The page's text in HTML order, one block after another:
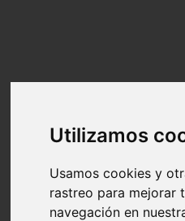
Utilizamos
Usamos cookies y
rastreo para mejorar
navegación en